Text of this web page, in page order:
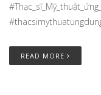
READ MORE